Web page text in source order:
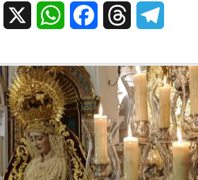
WhatsAppFacebookThreads